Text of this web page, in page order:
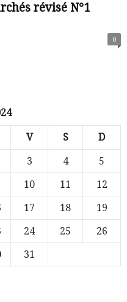
révisé N°1
0
V S D
3 4
5
10 11
12
17 18
19
24 25
26
31